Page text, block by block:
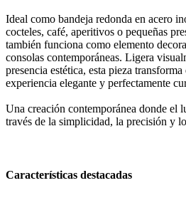
Ideal como bandeja redonda en acero
cocteles, café, aperitivos o pequeñas
también funciona como elemento
consolas contemporáneas. Ligera
presencia estética, esta pieza
experiencia elegante y perfectamente
Una creación contemporánea donde el
través de la simplicidad, la precisión y
Características destacadas